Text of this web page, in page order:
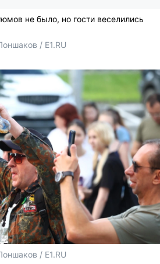
не было, но гости веселились
/ E1.RU
/ E1.RU